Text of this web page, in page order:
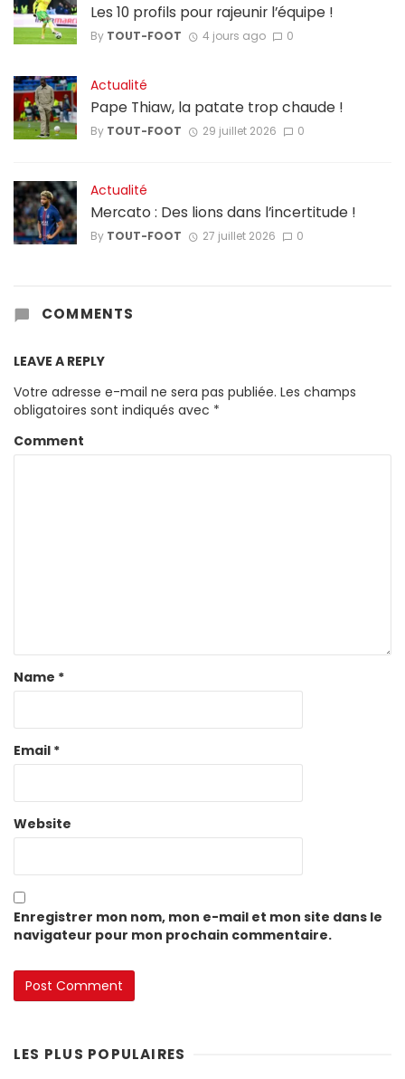
Les 10 profils pour rajeunir l’équipe !
By TOUT-FOOT 4 jours ago 0
Actualité
Pape Thiaw, la patate trop chaude !
By TOUT-FOOT 29 juillet 2026 0
Actualité
Mercato : Des lions dans l’incertitude !
By TOUT-FOOT 27 juillet 2026 0
COMMENTS
LEAVE A REPLY
Votre adresse e-mail ne sera pas publiée. Les champs
obligatoires sont indiqués avec *
Comment
Name *
Email *
Website
Enregistrer mon nom, mon e-mail et mon site dans le
navigateur pour mon prochain commentaire.
LES PLUS POPULAIRES